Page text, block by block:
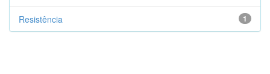
1
Resistência